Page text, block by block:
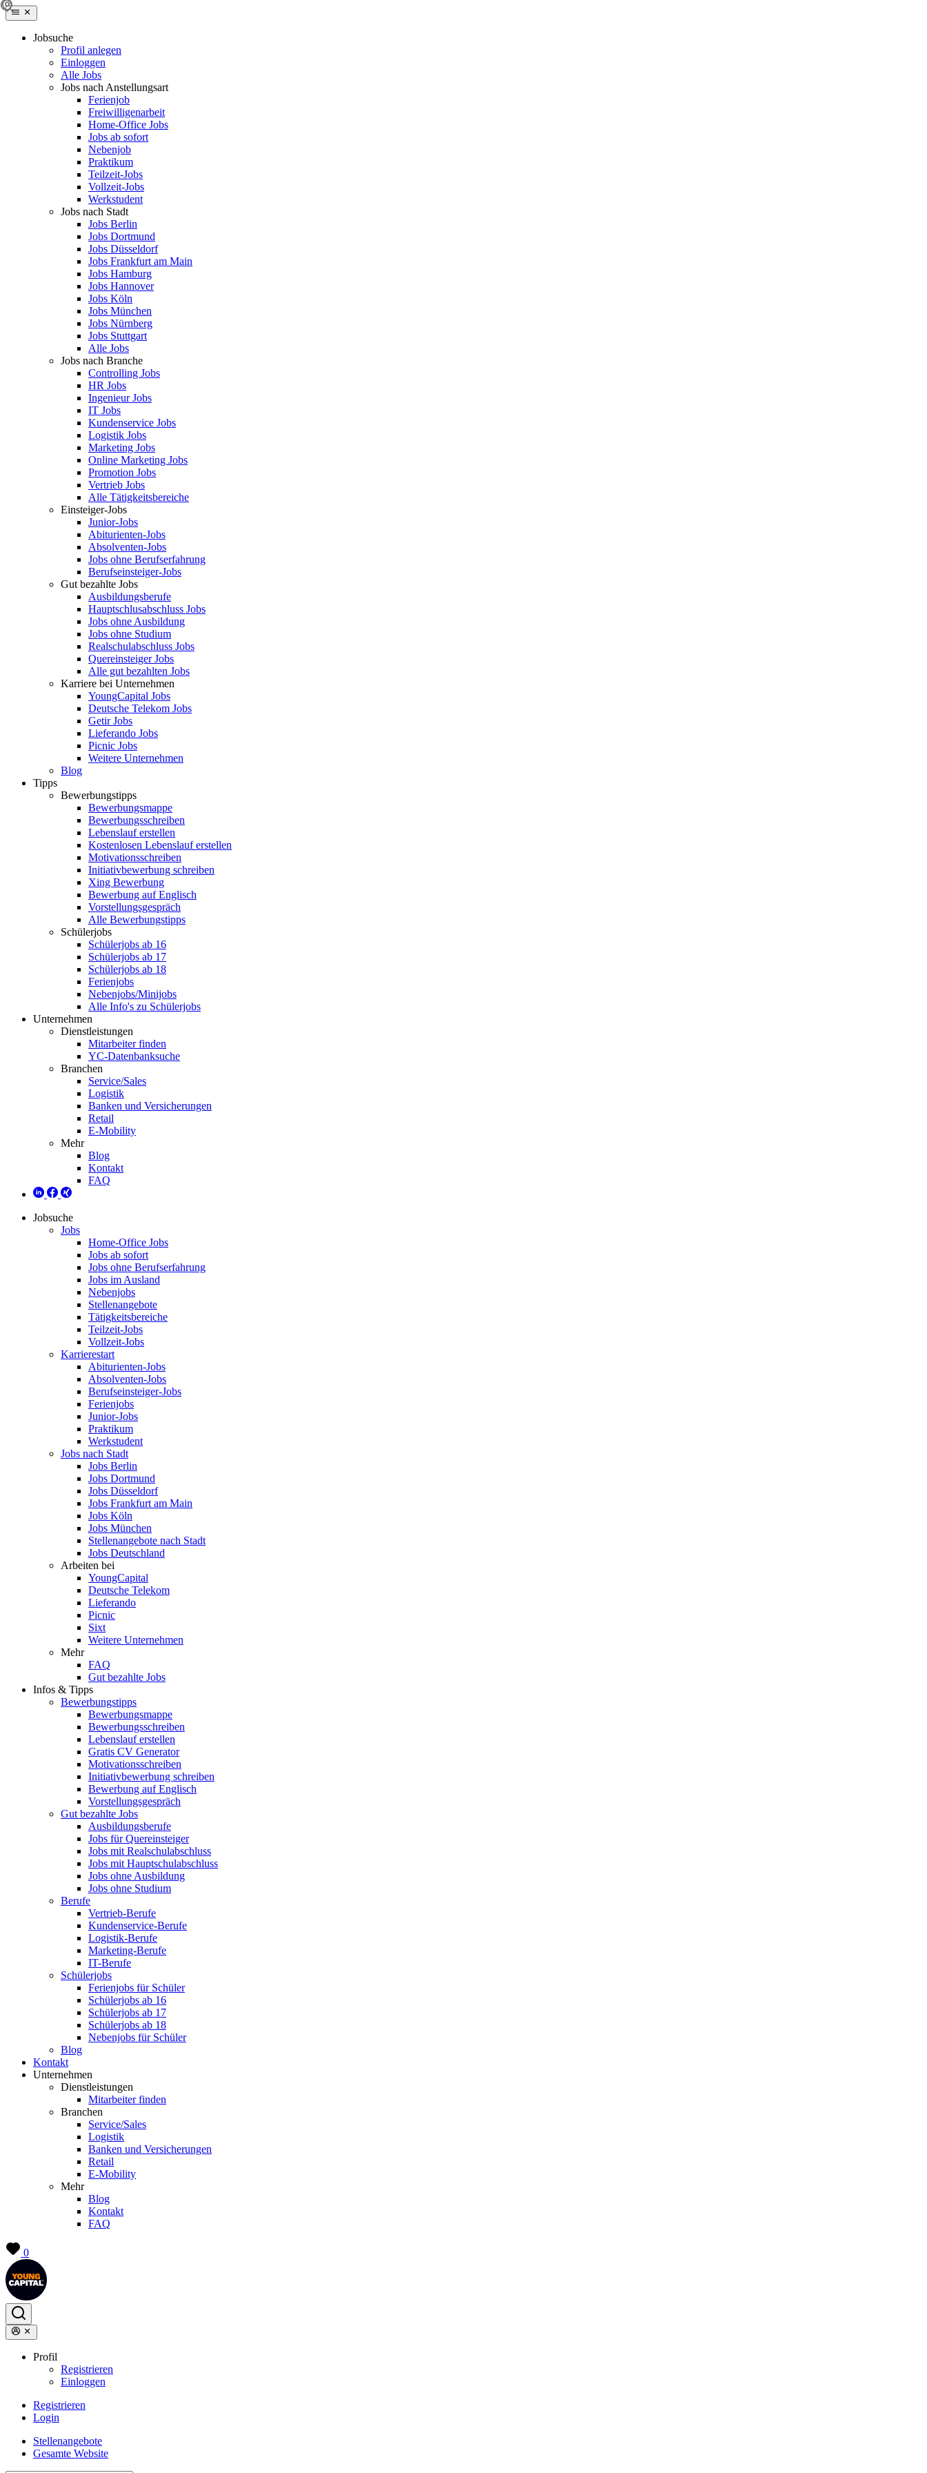
Jobsuche
Profil anlegen
Einloggen
Alle Jobs
Jobs nach Anstellungsart
Ferienjob
Freiwilligenarbeit
Home-Office Jobs
Jobs ab sofort
Nebenjob
Praktikum
Teilzeit-Jobs
Vollzeit-Jobs
Werkstudent
Jobs nach Stadt
Jobs Berlin
Jobs Dortmund
Jobs Düsseldorf
Jobs Frankfurt am Main
Jobs Hamburg
Jobs Hannover
Jobs Köln
Jobs München
Jobs Nürnberg
Jobs Stuttgart
Alle Jobs
Jobs nach Branche
Controlling Jobs
HR Jobs
Ingenieur Jobs
IT Jobs
Kundenservice Jobs
Logistik Jobs
Marketing Jobs
Online Marketing Jobs
Promotion Jobs
Vertrieb Jobs
Alle Tätigkeitsbereiche
Einsteiger-Jobs
Junior-Jobs
Abiturienten-Jobs
Absolventen-Jobs
Jobs ohne Berufserfahrung
Berufseinsteiger-Jobs
Gut bezahlte Jobs
Ausbildungsberufe
Hauptschlusabschluss Jobs
Jobs ohne Ausbildung
Jobs ohne Studium
Realschulabschluss Jobs
Quereinsteiger Jobs
Alle gut bezahlten Jobs
Karriere bei Unternehmen
YoungCapital Jobs
Deutsche Telekom Jobs
Getir Jobs
Lieferando Jobs
Picnic Jobs
Weitere Unternehmen
Blog
Tipps
Bewerbungstipps
Bewerbungsmappe
Bewerbungsschreiben
Lebenslauf erstellen
Kostenlosen Lebenslauf erstellen
Motivationsschreiben
Initiativbewerbung schreiben
Xing Bewerbung
Bewerbung auf Englisch
Vorstellungsgespräch
Alle Bewerbungstipps
Schülerjobs
Schülerjobs ab 16
Schülerjobs ab 17
Schülerjobs ab 18
Ferienjobs
Nebenjobs/Minijobs
Alle Info's zu Schülerjobs
Unternehmen
Dienstleistungen
Mitarbeiter finden
YC-Datenbanksuche
Branchen
Service/Sales
Logistik
Banken und Versicherungen
Retail
E-Mobility
Mehr
Blog
Kontakt
FAQ
Jobsuche
Jobs
Home-Office Jobs
Jobs ab sofort
Jobs ohne Berufserfahrung
Jobs im Ausland
Nebenjobs
Stellenangebote
Tätigkeitsbereiche
Teilzeit-Jobs
Vollzeit-Jobs
Karrierestart
Abiturienten-Jobs
Absolventen-Jobs
Berufseinsteiger-Jobs
Ferienjobs
Junior-Jobs
Praktikum
Werkstudent
Jobs nach Stadt
Jobs Berlin
Jobs Dortmund
Jobs Düsseldorf
Jobs Frankfurt am Main
Jobs Köln
Jobs München
Stellenangebote nach Stadt
Jobs Deutschland
Arbeiten bei
YoungCapital
Deutsche Telekom
Lieferando
Picnic
Sixt
Weitere Unternehmen
Mehr
FAQ
Gut bezahlte Jobs
Infos & Tipps
Bewerbungstipps
Bewerbungsmappe
Bewerbungsschreiben
Lebenslauf erstellen
Gratis CV Generator
Motivationsschreiben
Initiativbewerbung schreiben
Bewerbung auf Englisch
Vorstellungsgespräch
Gut bezahlte Jobs
Ausbildungsberufe
Jobs für Quereinsteiger
Jobs mit Realschulabschluss
Jobs mit Hauptschulabschluss
Jobs ohne Ausbildung
Jobs ohne Studium
Berufe
Vertrieb-Berufe
Kundenservice-Berufe
Logistik-Berufe
Marketing-Berufe
IT-Berufe
Schülerjobs
Ferienjobs für Schüler
Schülerjobs ab 16
Schülerjobs ab 17
Schülerjobs ab 18
Nebenjobs für Schüler
Blog
Kontakt
Unternehmen
Dienstleistungen
Mitarbeiter finden
Branchen
Service/Sales
Logistik
Banken und Versicherungen
Retail
E-Mobility
Mehr
Blog
Kontakt
FAQ
0
Profil
Registrieren
Einloggen
Registrieren
Login
Stellenangebote
Gesamte Website